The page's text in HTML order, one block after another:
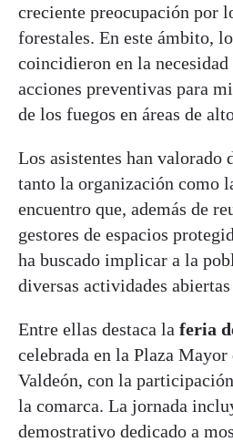
creciente preocupación por
forestales. En este ámbito,
coincidieron en la
acciones preventivas para
de los fuegos en áreas de
Los asistentes han valorado
tanto la organización como
encuentro que, además de
gestores de espacios
ha buscado implicar a la
diversas actividades
Entre ellas destaca la feria
celebrada en la Plaza Mayor
Valdeón, con la
la comarca. La jornada
demostrativo dedicado a